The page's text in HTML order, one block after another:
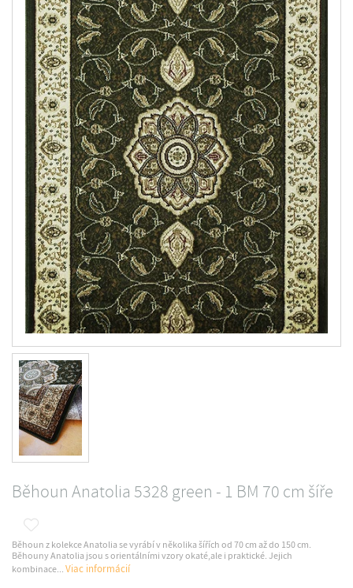
Běhoun Anatolia 5328 green - 1 BM 70 cm šíře
Běhoun z kolekce Anatolia se vyrábí v několika šířích od 70 cm až do 150 cm.
Běhouny Anatolia jsou s orientálními vzory okaté,ale i praktické. Jejich
kombinace...Viac informácií